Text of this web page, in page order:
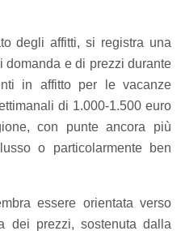
degli affitti, si registra una
domanda e di prezzi durante
in affitto per le vacanze
di 1.000-1.500 euro
con punte ancora più
o particolarmente ben
essere orientata verso
dei prezzi, sostenuta dalla